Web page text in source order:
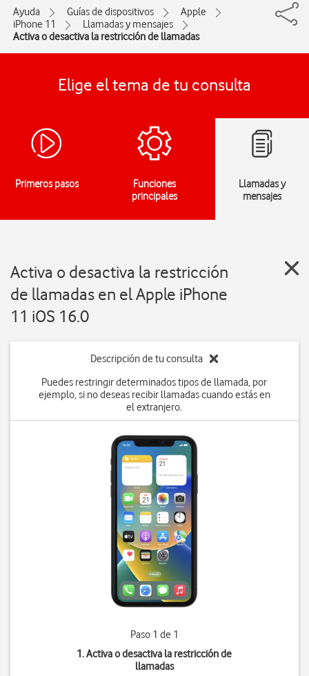
Ayuda Guías de dispositivos
Apple
iPhone 11
Llamadas y mensajes
Activa o desactiva la restricción de llamadas
Elige el tema de tu consulta
Primeros pasos
Funciones
principales
Llamadas y
mensajes
Activa o desactiva la restricción
de llamadas en el Apple iPhone
11 iOS 16.0
Descripción de tu consulta
Puedes restringir determinados tipos de llamada, por
ejemplo, si no deseas recibir llamadas cuando estás en
el extranjero.
Paso 1 de 1
1. Activa o desactiva la restricción de
llamadas